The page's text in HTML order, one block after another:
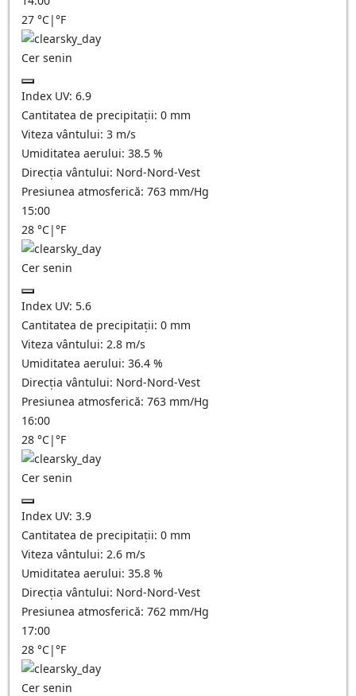
27 °C|°F
Cer senin
Index UV: 6.9
Cantitatea de precipitații: 0 mm
Viteza vântului: 3 m/s
Umiditatea aerului: 38.5 %
Direcția vântului: Nord-Nord-Vest
Presiunea atmosferică: 763 mm/Hg
15:00
28 °C|°F
Cer senin
Index UV: 5.6
Cantitatea de precipitații: 0 mm
Viteza vântului: 2.8 m/s
Umiditatea aerului: 36.4 %
Direcția vântului: Nord-Nord-Vest
Presiunea atmosferică: 763 mm/Hg
16:00
28 °C|°F
Cer senin
Index UV: 3.9
Cantitatea de precipitații: 0 mm
Viteza vântului: 2.6 m/s
Umiditatea aerului: 35.8 %
Direcția vântului: Nord-Nord-Vest
Presiunea atmosferică: 762 mm/Hg
17:00
28 °C|°F
Cer senin